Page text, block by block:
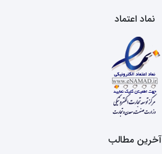
نماد اعتماد
آخرین مطالب